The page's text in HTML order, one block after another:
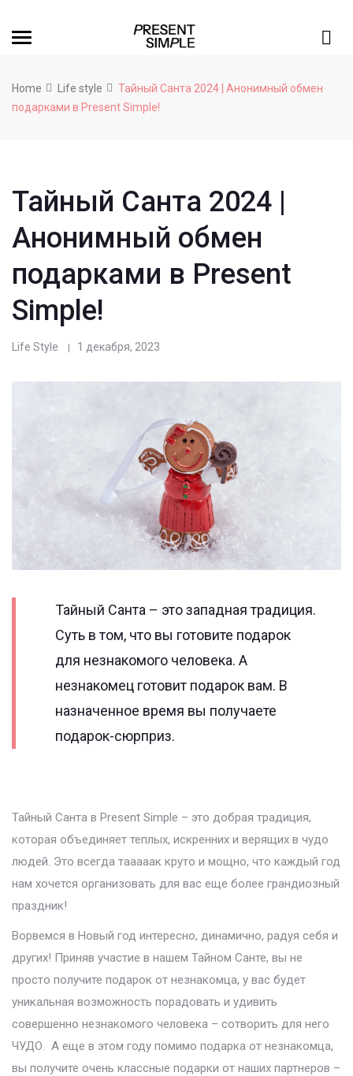
Home Life style
Тайный Санта 2024 | Анонимный обмен
подарками в Present Simple!
Тайный Санта 2024 |
Анонимный обмен
подарками в Present
Simple!
Life Style 1 декабря, 2023
Тайный Санта – это западная традиция.
Суть в том, что вы готовите подарок
для незнакомого человека. А
незнакомец готовит подарок вам. В
назначенное время вы получаете
подарок-сюрприз.
Тайный Санта в Present Simple – это добрая традиция,
которая объединяет теплых, искренних и верящих в чудо
людей. Это всегда тааааак круто и мощно, что каждый год
нам хочется организовать для вас еще более грандиозный
праздник!
Ворвемся в Новый год интересно, динамично, радуя себя и
других! Приняв участие в нашем Тайном Санте, вы не
просто получите подарок от незнакомца, у вас будет
уникальная возможность порадовать и удивить
совершенно незнакомого человека – сотворить для него
ЧУДО. А еще в этом году помимо подарка от незнакомца,
вы получите очень классные подарки от наших партнеров –